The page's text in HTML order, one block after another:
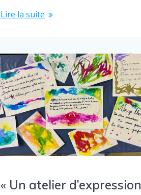
Lire la suite
« Un atelier d’expression